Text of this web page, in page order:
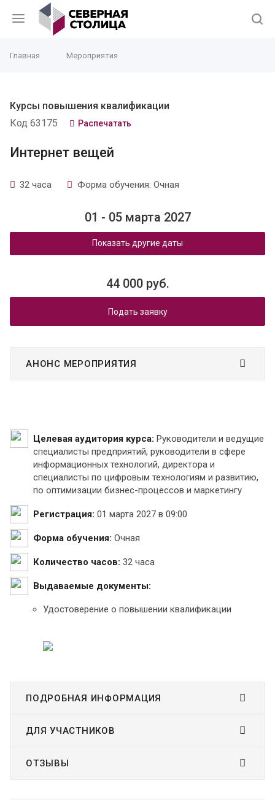
Главная Мероприятия
Курсы повышения квалификации
Код 63175
Распечатать
Интернет вещей
32 часа Форма обучения: Очная
01 - 05 марта 2027
Показать другие даты
44 000 руб.
Подать заявку
АНОНС МЕРОПРИЯТИЯ
Целевая аудитория курса: Руководители и ведущие
специалисты предприятий, руководители в сфере
информационных технологий, директора и
специалисты по цифровым технологиям и развитию,
по оптимизации бизнес-процессов и маркетингу
Регистрация: 01 марта 2027 в 09:00
Форма обучения: Очная
Количество часов: 32 часа
Выдаваемые документы:
Удостоверение о повышении квалификации
ПОДРОБНАЯ ИНФОРМАЦИЯ
ДЛЯ УЧАСТНИКОВ
ОТЗЫВЫ